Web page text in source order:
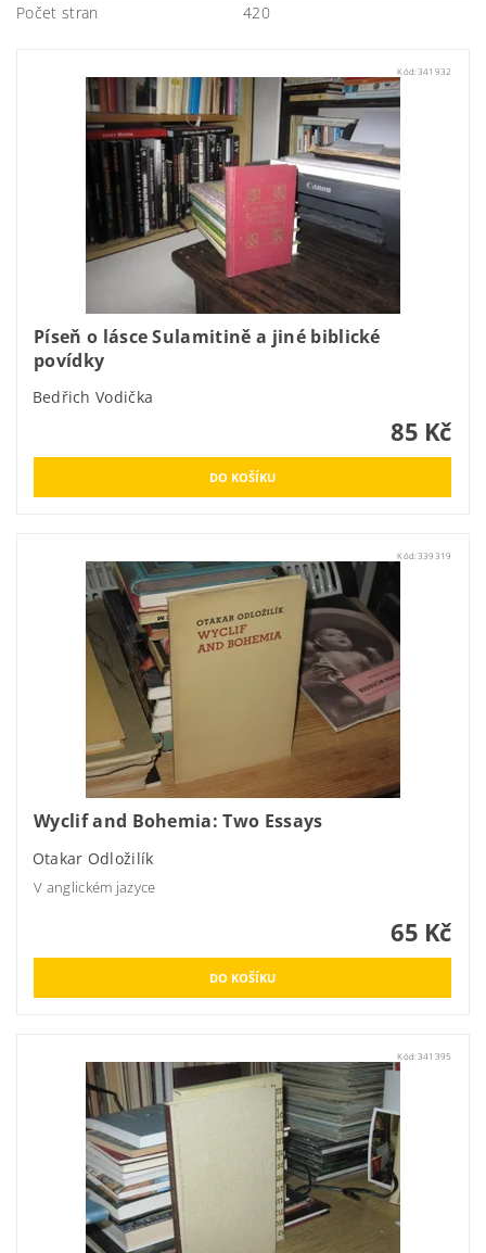
Počet stran
420
Kód: 341932
Píseň o lásce Sulamitině a jiné biblické
povídky
Bedřich Vodička
85 Kč
Kód:339319
Wyclif and Bohemia: Two Essays
Otakar Odložilík
V anglickém jazyce
65 Kč
Kód: 341395